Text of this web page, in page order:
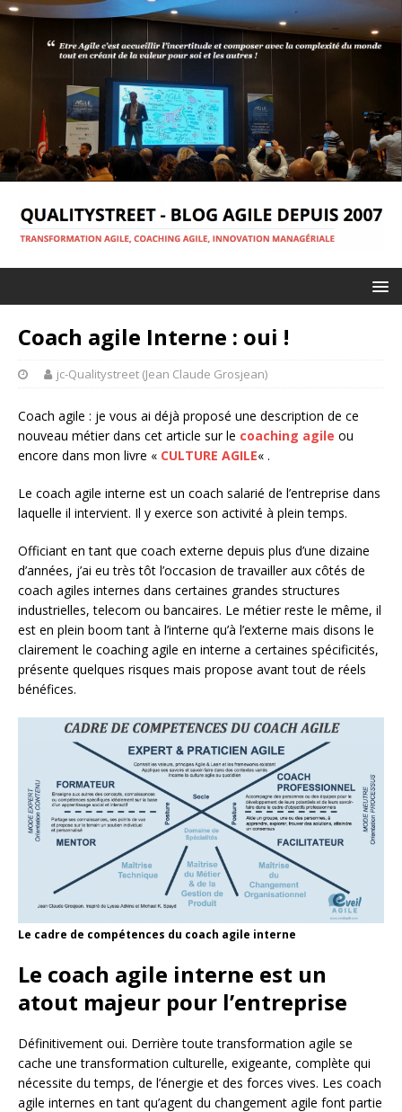
Coach agile Interne : oui !
jc-Qualitystreet (Jean Claude Grosjean)
Coach agile : je vous ai déjà proposé une description de ce
nouveau métier dans cet article sur le coaching agile ou
encore dans mon livre « CULTURE AGILE« .
Le coach agile interne est un coach salarié de l’entreprise dans
laquelle il intervient. Il y exerce son activité à plein temps.
Officiant en tant que coach externe depuis plus d’une dizaine
d’années, j’ai eu très tôt l’occasion de travailler aux côtés de
coach agiles internes dans certaines grandes structures
industrielles, telecom ou bancaires. Le métier reste le même, il
est en plein boom tant à l’interne qu’à l’externe mais disons le
clairement le coaching agile en interne a certaines spécificités,
présente quelques risques mais propose avant tout de réels
bénéfices.
Le cadre de compétences du coach agile interne
Le coach agile interne est un
atout majeur pour l’entreprise
Définitivement oui. Derrière toute transformation agile se
cache une transformation culturelle, exigeante, complète qui
nécessite du temps, de l’énergie et des forces vives. Les coach
agile internes en tant qu’agent du changement agile font partie